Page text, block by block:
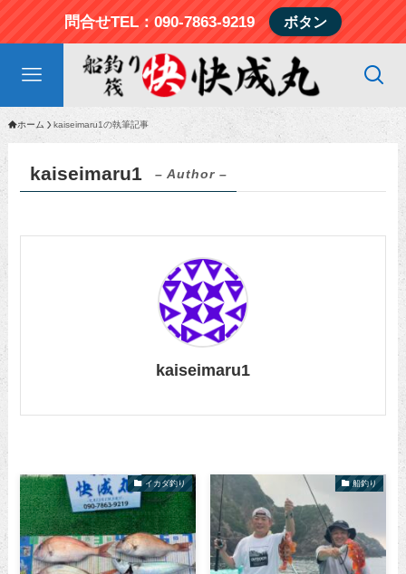
問合せTEL：090-7863-9219 ボタン
ホーム kaiseimaru1の執筆記事
kaiseimaru1 – Author –
kaiseimaru1
イカダ釣り 船釣り